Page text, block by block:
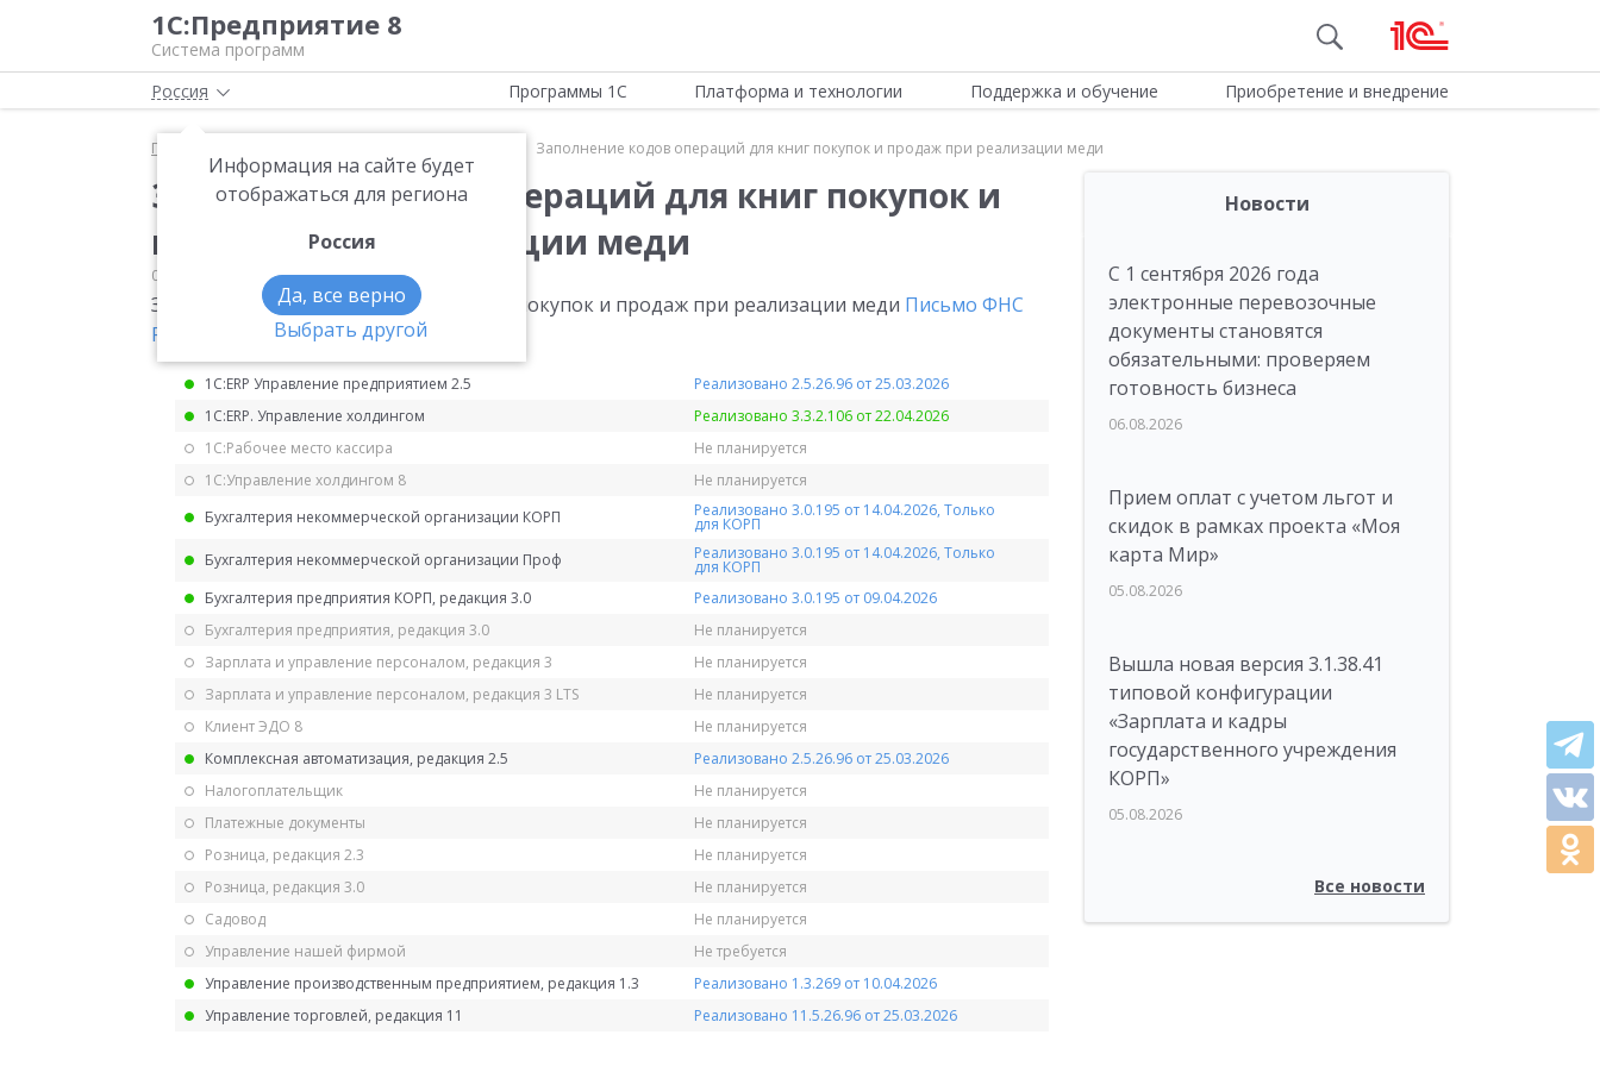
1С:Предприятие 8
Система программ
Россия
Информация на сайте будет
отображаться для региона
Россия
Да, все верно
Выбрать другой
Программы 1С Платформа и технологии Поддержка и обучение Приобретение и внедрение
Главная Заполнение кодов операций для книг покупок и продаж при реализации меди
Заполнение кодов операций для книг покупок и
продаж при реализации меди
08.02.2026 НДС
Заполнение кодов операций для книг покупок и продаж при реализации меди Письмо ФНС
России от 16.01.2026 N СД-36-3/185@
1С:ERP Управление предприятием 2.5
Реализовано 2.5.26.96 от 25.03.2026
1С:ERP. Управление холдингом
Реализовано 3.3.2.106 от 22.04.2026
1С:Рабочее место кассира
Не планируется
1С:Управление холдингом 8
Не планируется
Бухгалтерия некоммерческой организации КОРП
Реализовано 3.0.195 от 14.04.2026, Только
для КОРП
Бухгалтерия некоммерческой организации Проф
Реализовано 3.0.195 от 14.04.2026, Только
для КОРП
Бухгалтерия предприятия КОРП, редакция 3.0
Реализовано 3.0.195 от 09.04.2026
Бухгалтерия предприятия, редакция 3.0
Не планируется
Зарплата и управление персоналом, редакция 3
Не планируется
Зарплата и управление персоналом, редакция 3 LTS
Не планируется
Клиент ЭДО 8
Не планируется
Комплексная автоматизация, редакция 2.5
Реализовано 2.5.26.96 от 25.03.2026
Налогоплательщик
Не планируется
Платежные документы
Не планируется
Розница, редакция 2.3
Не планируется
Розница, редакция 3.0
Не планируется
Садовод
Не планируется
Управление нашей фирмой
Не требуется
Управление производственным предприятием, редакция 1.3
Реализовано 1.3.269 от 10.04.2026
Управление торговлей, редакция 11
Реализовано 11.5.26.96 от 25.03.2026
Новости
С 1 сентября 2026 года
электронные перевозочные
документы становятся
обязательными: проверяем
готовность бизнеса
06.08.2026
Прием оплат с учетом льгот и
скидок в рамках проекта «Моя
карта Мир»
05.08.2026
Вышла новая версия 3.1.38.41
типовой конфигурации
«Зарплата и кадры
государственного учреждения
КОРП»
05.08.2026
Все новости